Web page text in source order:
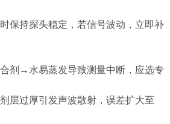
持探头稳定，若信号波动，立即补
→水易蒸发导致测量中断，应选专
过厚引发声波散射，误差扩大至